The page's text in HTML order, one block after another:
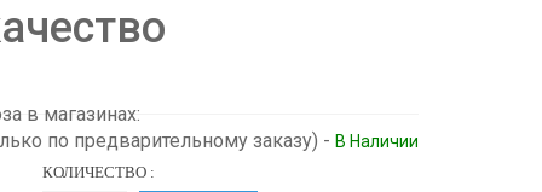
в магазинах:
по предварительному заказу) - В Наличии
КОЛИЧЕСТВО :